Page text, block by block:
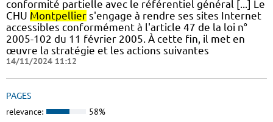
conformité partielle avec le référentiel général [...] Le
CHU Montpellier s'engage à rendre ses sites Internet
accessibles conformément à l'article 47 de la loi n°
2005-102 du 11 février 2005. À cette fin, il met en
œuvre la stratégie et les actions suivantes
14/11/2024 11:12
PAGES
relevance: 58%